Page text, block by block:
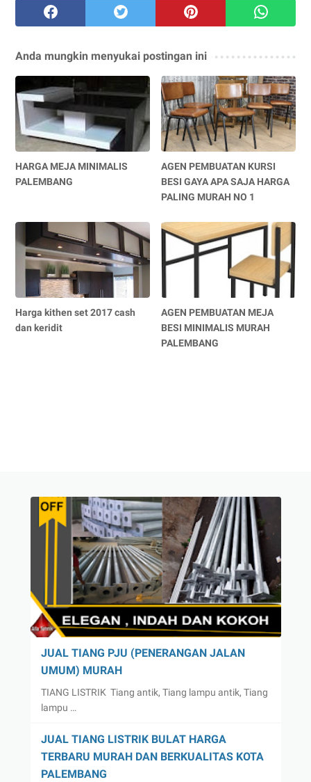
Anda mungkin menyukai postingan ini
HARGA MEJA MINIMALIS
PALEMBANG
AGEN PEMBUATAN KURSI
BESI GAYA APA SAJA HARGA
PALING MURAH NO 1
Harga kithen set 2017 cash
dan keridit
AGEN PEMBUATAN MEJA
BESI MINIMALIS MURAH
PALEMBANG
JUAL TIANG PJU (PENERANGAN JALAN
UMUM) MURAH
TIANG LISTRIK Tiang antik, Tiang lampu antik, Tiang
lampu …
JUAL TIANG LISTRIK BULAT HARGA
TERBARU MURAH DAN BERKUALITAS KOTA
PALEMBANG